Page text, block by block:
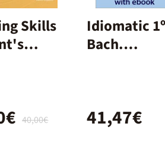
Skills
40,00€
Idiomatic 1º
Bach.
41,47€